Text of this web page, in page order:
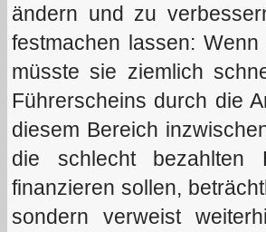
ändern und zu
festmachen lassen:
müsste sie ziemlich
Führerscheins durch die
diesem Bereich
die schlecht bezahlten
finanzieren sollen,
sondern verweist